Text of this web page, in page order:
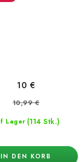
Lager (114 Stk.)
10 €
10,99 €
IN DEN KORB